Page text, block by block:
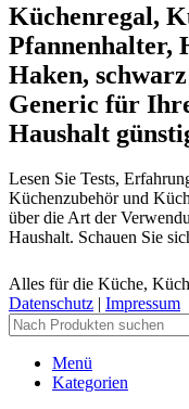
Küchenregal,
Pfannenhalter,
Haken,
Generic für
Haushalt
Lesen Sie Tests,
Küchenzubehör und
über die Art der
Haushalt. Schauen Sie
Alles für die Küche,
Datenschutz | Impressum
Menü
Kategorien